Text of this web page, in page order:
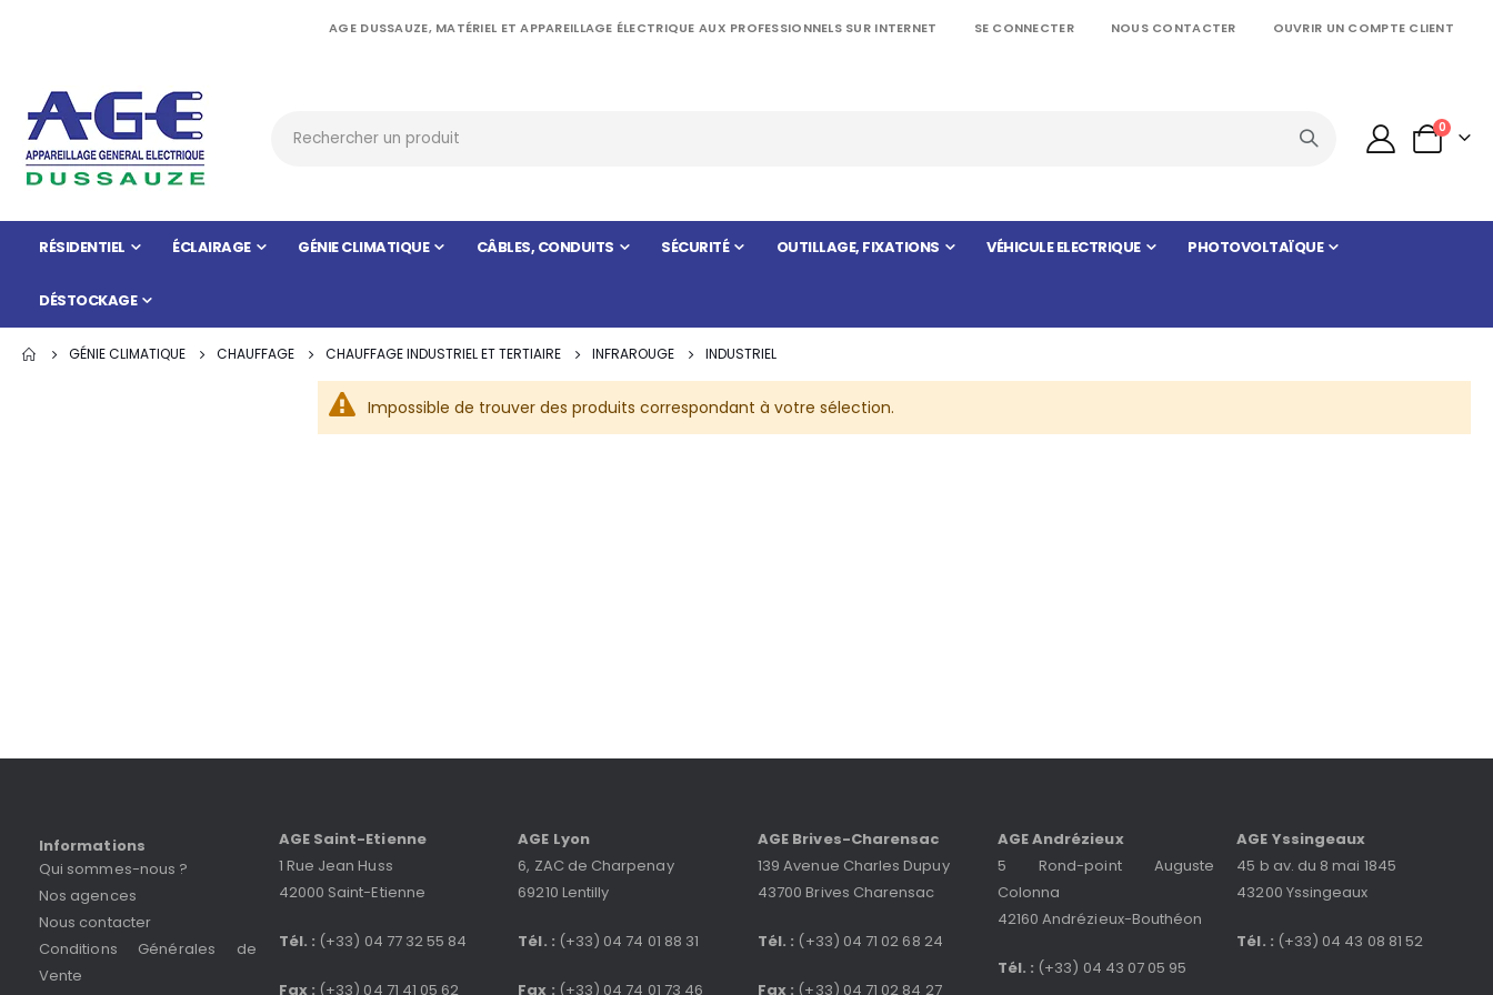
AGE DUSSAUZE, MATÉRIEL ET APPAREILLAGE ÉLECTRIQUE AUX PROFESSIONNELS SUR INTERNET SE CONNECTER NOUS CONTACTER OUVRIR UN COMPTE CLIENT
Panier
0articles
RÉSIDENTIEL ÉCLAIRAGE GÉNIE CLIMATIQUE CÂBLES, CONDUITS SÉCURITÉ OUTILLAGE, FIXATIONS VÉHICULE ELECTRIQUE PHOTOVOLTAÏQUE
DÉSTOCKAGE
GÉNIE CLIMATIQUE CHAUFFAGE CHAUFFAGE INDUSTRIEL ET TERTIAIRE INFRAROUGE INDUSTRIEL
Impossible de trouver des produits correspondant à votre sélection.
Informations
Qui sommes-nous ?
Nos agences
Nous contacter
Conditions Générales de
Vente
AGE Saint-Etienne
1 Rue Jean Huss
42000 Saint-Etienne
Tél. : (+33) 04 77 32 55 84
Fax : (+33) 04 71 41 05 62
AGE Lyon
6, ZAC de Charpenay
69210 Lentilly
Tél. : (+33) 04 74 01 88 31
Fax : (+33) 04 74 01 73 46
AGE Brives-Charensac
139 Avenue Charles Dupuy
43700 Brives Charensac
Tél. : (+33) 04 71 02 68 24
Fax : (+33) 04 71 02 84 27
AGE Andrézieux
5 Rond-point Auguste
Colonna
42160 Andrézieux-Bouthéon
Tél. : (+33) 04 43 07 05 95
AGE Yssingeaux
45 b av. du 8 mai 1845
43200 Yssingeaux
Tél. : (+33) 04 43 08 81 52